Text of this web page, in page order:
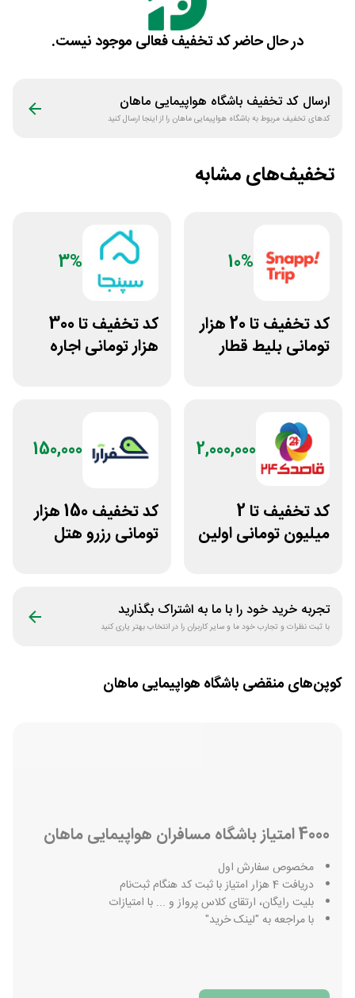
در حال حاضر کد تخفیف فعالی موجود نیست.
ارسال کد تخفیف باشگاه هواپیمایی ماهان
کدهای تخفیف مربوط بهباشگاه هواپیمایی ماهان را از اینجا ارسال کنید
تخفیف‌های مشابه
10%
کد تخفیف تا 20 هزار
تومانی بلیط قطار
3%
کد تخفیف تا 300
هزار تومانی اجاره
2,000,000
کد تخفیف تا 2
میلیون تومانی اولین
150,000
کد تخفیف 150 هزار
تومانی رزرو هتل
تجربه خرید خود را با ما به اشتراک بگذارید
با ثبت نظرات و تجارب خود ما و سایر کاربران را در انتخاب بهتر یاری کنید
کوپن‌های منقضی باشگاه هواپیمایی ماهان
4000 امتياز باشگاه مسافران هواپيمایی ماهان
مخصوص سفارش اول
دريافت 4 هزار امتياز با ثبت كد هنگام ثبت‌نام
بلیت رایگان، ارتقای کلاس پرواز و ... با امتیازات
با مراجعه به "لینک خرید"